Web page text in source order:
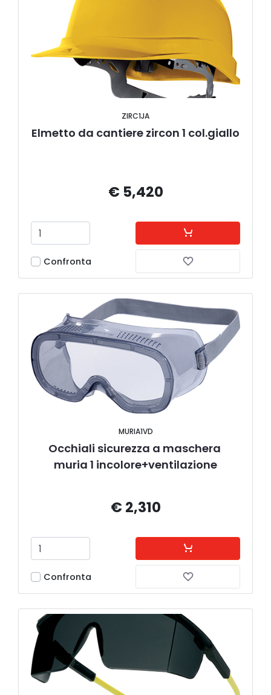
ZIRC1JA
Elmetto da cantiere zircon 1 col.giallo
€ 5,420
Confronta
MURIA1VD
Occhiali sicurezza a maschera
muria 1 incolore+ventilazione
€ 2,310
Confronta